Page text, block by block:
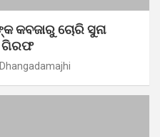
ଚୋରି ସୁନା
ଗିରଫ